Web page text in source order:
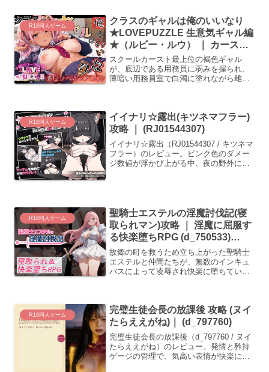
R18同人ゲーム
クラスのギャルは俺のいいなり
★LOVEPUZZLE 生意気ギャル編
★（ルビー・ルウ） ｜ カースト
破壊・強制陥落ルート検証
(d_727438)
スクールカースト最上位の褐色ギャル
が、底辺である用務員に弱みを握られ、
薄暗い用務員室で白濁に塗れながら雌へ
R18同人ゲーム
イイナリ☆露出(キツネマフラー)
攻略 ｜ (RJ01544307)
イイナリ☆露出（RJ01544307 / キツネマ
フラー）のレビュー。ピンク色のダメー
ジ数値が浮かび上がる中、夜の野外にお
R18同人ゲーム
聖騎士エステルの淫魔討伐記(寝
取られマン)攻略 ｜ 淫魔に屈服す
る快楽堕ちRPG (d_750533)
（DLsite:RJ01612604）
故郷の町を救うため立ち上がった聖騎士
エステルと仲間たちが、無数のインキュ
バスによって凌辱され快楽に堕ちていく
R18同人ゲーム
完璧生徒会長の放課後 攻略 (ヌイ
たらええがね)｜ (d_797760)
完璧生徒会長の放課後（d_797760 / ヌイ
たらええがね）のレビュー。発情と矜持
ゲージの管理で、気高い表情が快楽に歪